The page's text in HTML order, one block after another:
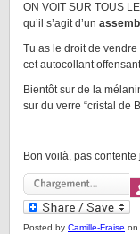
ON VOIT SUR TOUS
qu’il s’agit d’un
Tu as le droit de
cet autocollant
Bientôt sur de la
sur du verre “cristal de
Bon voilà, pas contente
Posted by Camille-Fraise on